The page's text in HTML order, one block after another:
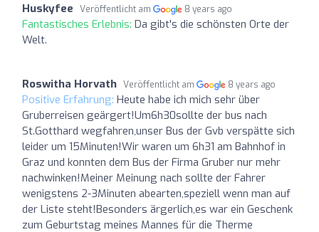
Huskyfee Veröffentlicht am 8 years ago
Fantastisches Erlebnis: Da gibt's die schönsten Orte der
Welt.
Roswitha Horvath Veröffentlicht am 8 years ago
Positive Erfahrung: Heute habe ich mich sehr über
Gruberreisen geärgert!Um6h30sollte der bus nach
St.Gotthard wegfahren,unser Bus der Gvb verspätte sich
leider um 15Minuten!Wir waren um 6h31 am Bahnhof in
Graz und konnten dem Bus der Firma Gruber nur mehr
nachwinken!Meiner Meinung nach sollte der Fahrer
wenigstens 2-3Minuten abearten,speziell wenn man auf
der Liste steht!Besonders ärgerlich,es war ein Geschenk
zum Geburtstag meines Mannes für die Therme